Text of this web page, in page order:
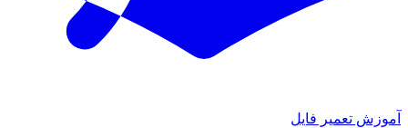
آموزش تعمیر فایل